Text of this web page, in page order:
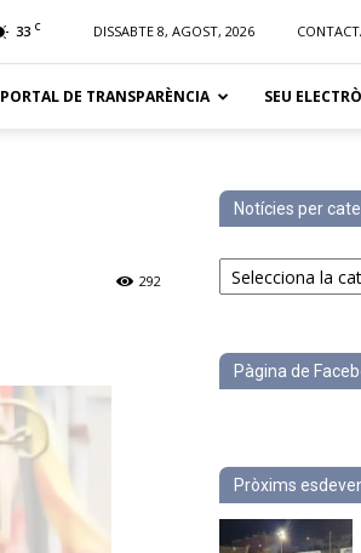
33 C DISSABTE 8, AGOST, 2026
PORTAL DE TRANSPARÈNCIA SEU
292
Notícies per
Notícies
per
Pàgina de
Pròxims